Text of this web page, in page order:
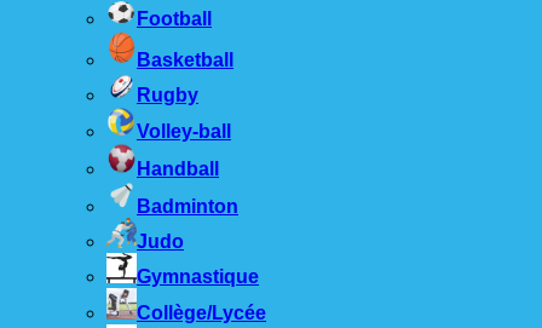
Football
Basketball
Rugby
Volley-ball
Handball
Badminton
Judo
Gymnastique
Collège/Lycée